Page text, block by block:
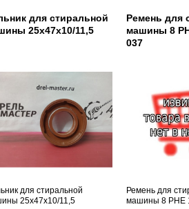
для стиральной
25х47х10/11,5
для стиральной
25х47х10/11,5
Ремень для
машины 8
037
Ремень для
машины 8 PHE